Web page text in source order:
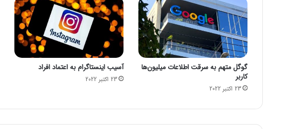
ت
و
ف
ش
د
د
ک
ک
س
ز
ن
ض
ا
گوگل متهم به سرقت اطلاعات میلیون‌ها
کاربر
23 اکتبر 2022
آسیب اینستاگرام به اعتماد افراد
23 اکتبر 2022